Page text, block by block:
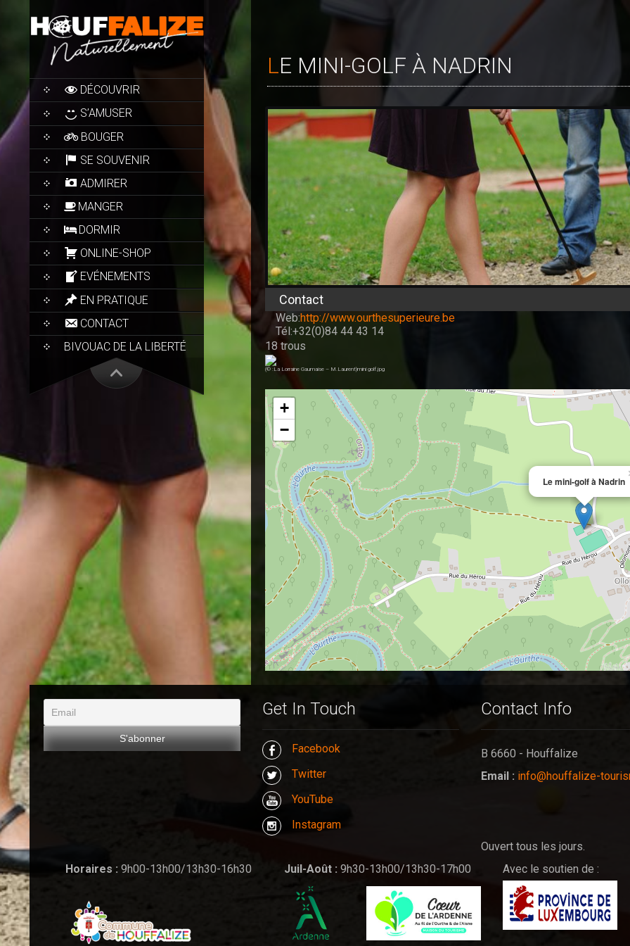
SKIP
CONTENT
DÉCOUVRIR
S’AMUSER
BOUGER
SE SOUVENIR
ADMIRER
MANGER
DORMIR
ONLINE-SHOP
EVÉNEMENTS
EN PRATIQUE
CONTACT
BIVOUAC DE LA LIBERTÉ
LE MINI-GOLF À NADRIN
Contact
Web:http://www.ourthesuperieure.be
Tél:+32(0)84 44 43 14
18 trous
(© :La Lorraine Gaumaise – M.Laurent)mini golf.jpg
Le mini-golf à Nadrin
+
−
Get In Touch
Facebook
Twitter
YouTube
Instagram
Contact Info
B 6660 - Houffalize
Email : info@houffalize-
Ouvert tous les jours.
Horaires : 9h00-13h00/13h30-16h30 Juil-Août : 9h30-13h00/13h30-17h00 Avec le soutien de :